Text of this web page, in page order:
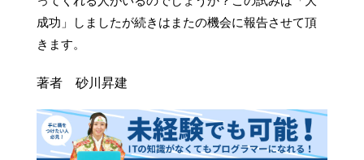
成功」しましたが続きはまたの機会に報告させて頂
きます。
著者 砂川昇建